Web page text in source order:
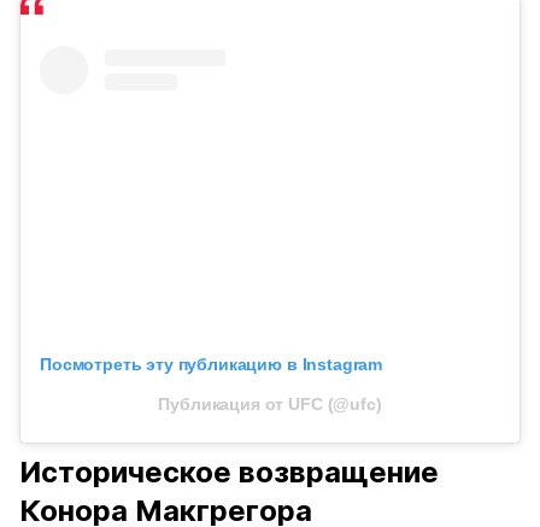
Посмотреть эту публикацию в Instagram
Публикация от UFC (@ufc)
Историческое возвращение
Конора Макгрегора